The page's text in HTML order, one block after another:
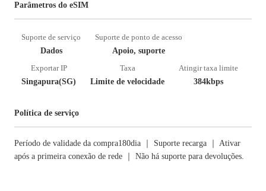
Parâmetros do eSIM
Suporte de serviço
Dados
Suporte de ponto de acesso
Apoio, suporte
Exportar IP
Singapura(SG)
Taxa
Limite de velocidade
Atingir taxa limite
384kbps
Política de serviço
Período de validade da compra180dia ｜ Suporte recarga ｜ Ativar
após a primeira conexão de rede ｜ Não há suporte para devoluções.